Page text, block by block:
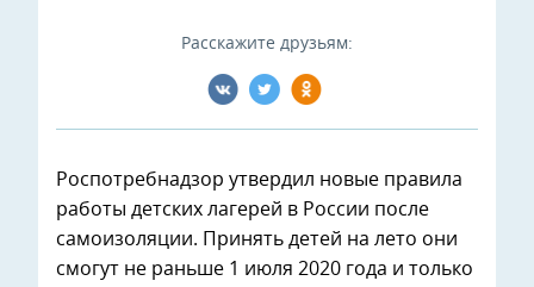
Расскажите друзьям:
Роспотребнадзор утвердил новые правила
работы детских лагерей в России после
самоизоляции. Принять детей на лето они
смогут не раньше 1 июля 2020 года и только